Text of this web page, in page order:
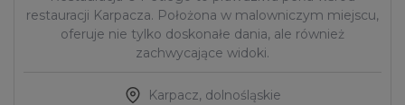
restauracji Karpacza. Położona w malowniczym miejscu,
oferuje nie tylko doskonałe dania, ale również
zachwycające widoki.
Karpacz, dolnośląskie